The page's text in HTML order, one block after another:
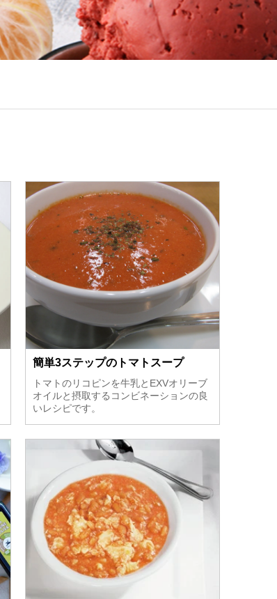
簡単3ステップのトマトスープ
トマトのリコピンを牛乳とEXVオリーブ
オイルと摂取するコンビネーションの良
いレシピです。